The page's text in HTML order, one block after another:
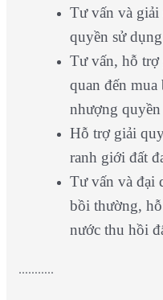
Tư vấn và giải
quyền sử
Tư vấn, hỗ trợ
quan đến mua
nhượng
Hỗ trợ giải
ranh giới đất
Tư vấn và đại
bồi thường,
nước thu hồi
………..